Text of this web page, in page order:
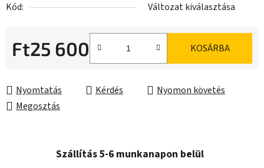
Kód:
Változat kiválasztása
Ft25 600 KOSÁRBA
Nyomtatás Kérdés
Nyomon követés
Megosztás
Szállítás 5-6 munkanapon belül